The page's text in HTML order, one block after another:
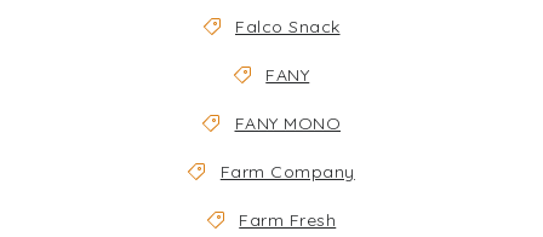
Falco Snack
FANY
FANY MONO
Farm Company
Farm Fresh